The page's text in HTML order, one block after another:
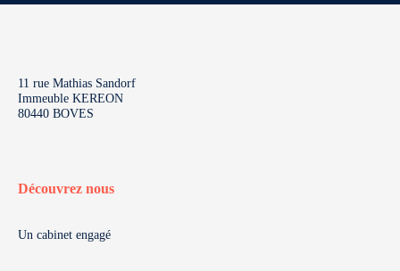
11 rue Mathias Sandorf
Immeuble KEREON
80440 BOVES
Découvrez nous
Un cabinet engagé